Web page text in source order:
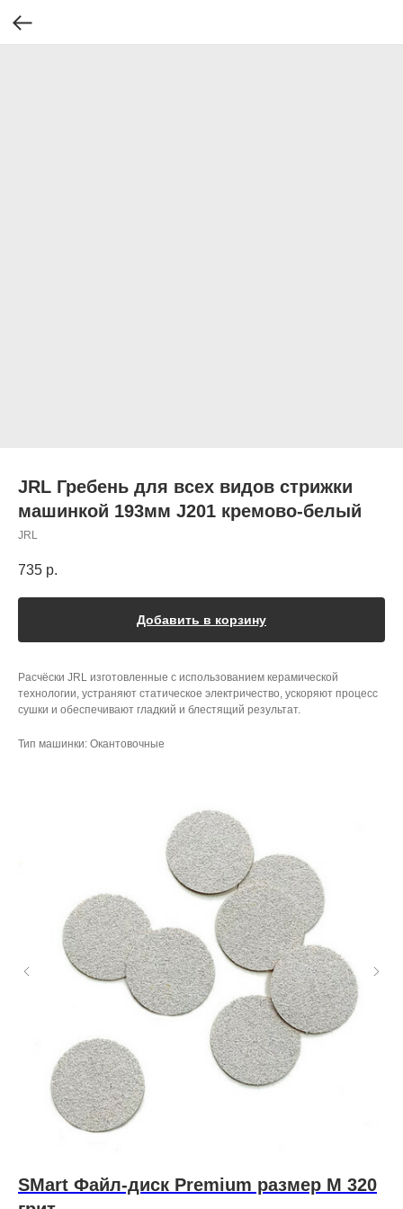
JRL Гребень для всех видов стрижки
машинкой 193мм J201 кремово-белый
JRL
735 р.
Добавить в корзину
Расчёски JRL изготовленные с использованием керамической
технологии, устраняют статическое электричество, ускоряют процесс
сушки и обеспечивают гладкий и блестящий результат.
Тип машинки: Окантовочные
SMart Файл-диск Premium размер M 320